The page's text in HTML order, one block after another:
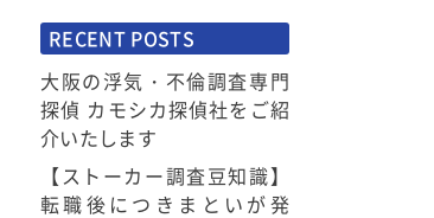
RECENT POSTS
大阪の浮気・不倫調査専門
探偵 カモシカ探偵社をご紹
介いたします
【ストーカー調査豆知識】
転職後につきまといが発